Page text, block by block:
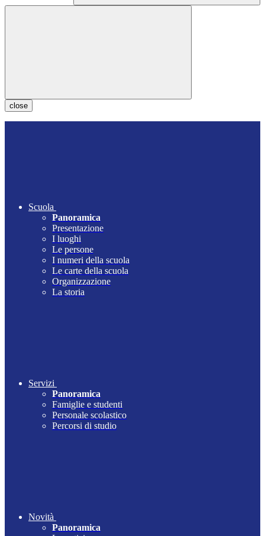
close
Scuola
Panoramica
Presentazione
I luoghi
Le persone
I numeri della scuola
Le carte della scuola
Organizzazione
La storia
Servizi
Panoramica
Famiglie e studenti
Personale scolastico
Percorsi di studio
Novità
Panoramica